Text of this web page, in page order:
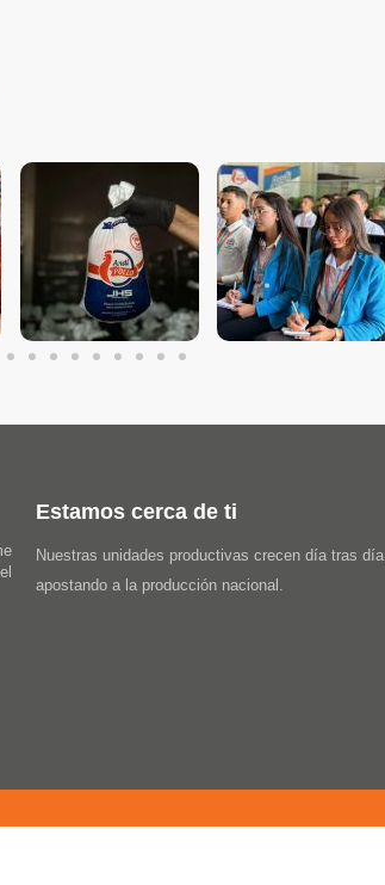
Estamos cerca de ti
Nuestras unidades productivas crecen día tras día,
apostando a la producción nacional.